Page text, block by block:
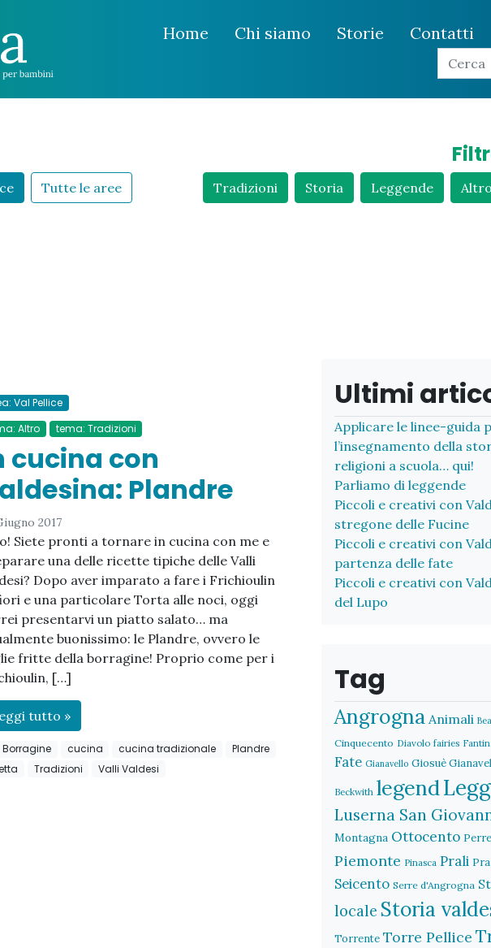
Home Chi siamo Storie Contatti
Tutte le aree Tradizioni Storia Leggende Altro
Val Pellice
Altro
tema: Tradizioni
cucina con
Plandre
2017
Siete pronti a tornare in cucina con me e
una delle ricette tipiche delle Valli
Dopo aver imparato a fare i Frichioulin
e una particolare Torta alle noci, oggi
presentarvi un piatto salato… ma
buonissimo: le Plandre, ovvero le
fritte della borragine! Proprio come per i
[…]
tutto »
Borragine cucina cucina tradizionale
Plandre
Tradizioni Valli Valdesi
Ultimi
Applicare le linee-guida
l’insegnamento della
religioni a scuola… qui!
Parliamo di leggende
Piccoli e creativi con
stregone delle Fucine
Piccoli e creativi con
partenza delle fate
Piccoli e creativi con
del Lupo
Tag
Angrogna Animali
Cinquecento Diavolo fairies
Fate Gianavello Giosuè
Beckwith legend
Luserna San
Montagna Ottocento
Piemonte Pinasca Prali
Seicento Serre d'Angrogna
locale Storia
Torrente Torre Pellice